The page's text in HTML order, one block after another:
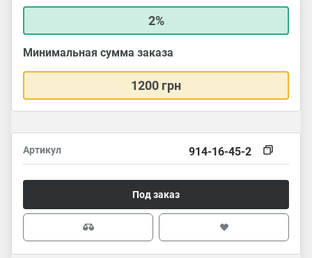
2%
Минимальная сумма заказа
1200 грн
Артикул 914-16-45-2
Под заказ